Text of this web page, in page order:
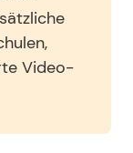
Video-